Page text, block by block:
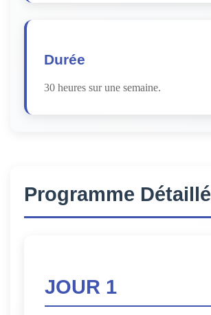
Durée
30 heures sur une semaine.
Programme Détaillé
JOUR 1